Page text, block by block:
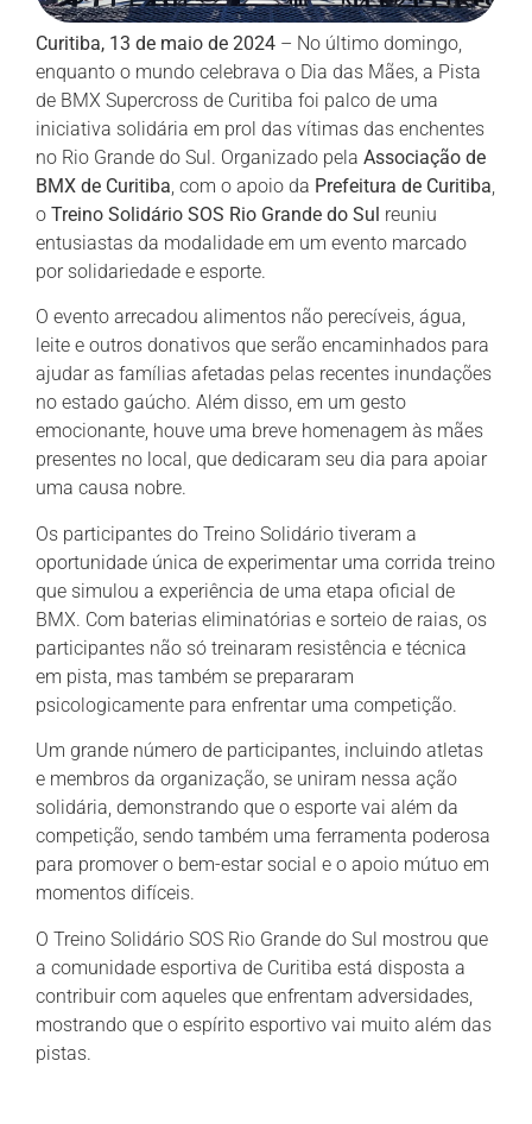
Curitiba, 13 de maio de 2024 – No último domingo,
enquanto o mundo celebrava o Dia das Mães, a Pista
de BMX Supercross de Curitiba foi palco de uma
iniciativa solidária em prol das vítimas das enchentes
no Rio Grande do Sul. Organizado pela Associação de
BMX de Curitiba, com o apoio da Prefeitura de Curitiba,
o Treino Solidário SOS Rio Grande do Sul reuniu
entusiastas da modalidade em um evento marcado
por solidariedade e esporte.
O evento arrecadou alimentos não perecíveis, água,
leite e outros donativos que serão encaminhados para
ajudar as famílias afetadas pelas recentes inundações
no estado gaúcho. Além disso, em um gesto
emocionante, houve uma breve homenagem às mães
presentes no local, que dedicaram seu dia para apoiar
uma causa nobre.
Os participantes do Treino Solidário tiveram a
oportunidade única de experimentar uma corrida treino
que simulou a experiência de uma etapa oficial de
BMX. Com baterias eliminatórias e sorteio de raias, os
participantes não só treinaram resistência e técnica
em pista, mas também se prepararam
psicologicamente para enfrentar uma competição.
Um grande número de participantes, incluindo atletas
e membros da organização, se uniram nessa ação
solidária, demonstrando que o esporte vai além da
competição, sendo também uma ferramenta poderosa
para promover o bem-estar social e o apoio mútuo em
momentos difíceis.
O Treino Solidário SOS Rio Grande do Sul mostrou que
a comunidade esportiva de Curitiba está disposta a
contribuir com aqueles que enfrentam adversidades,
mostrando que o espírito esportivo vai muito além das
pistas.